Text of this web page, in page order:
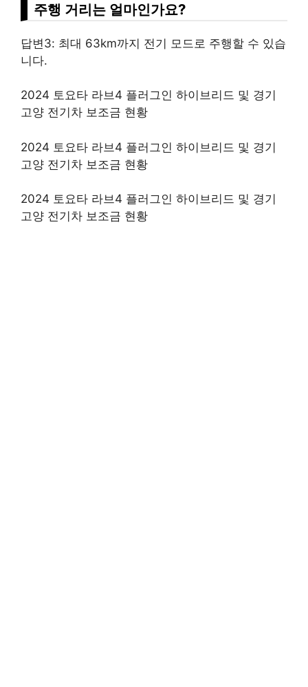
주행 거리는 얼마인가요?
답변3: 최대 63km까지 전기 모드로 주행할 수 있습
니다.
2024 토요타 라브4 플러그인 하이브리드 및 경기
고양 전기차 보조금 현황
2024 토요타 라브4 플러그인 하이브리드 및 경기
고양 전기차 보조금 현황
2024 토요타 라브4 플러그인 하이브리드 및 경기
고양 전기차 보조금 현황